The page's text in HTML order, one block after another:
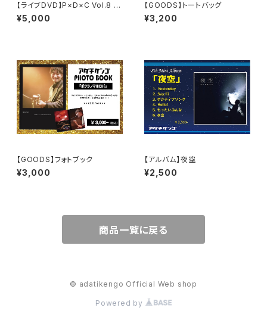
【ライブDVD】P×D×C Vol.8 ボ
クラノマホロバツアー ファイナ
ル
¥5,000
【GOODS】トートバッグ
¥3,200
【GOODS】フォトブック
¥3,000
【アルバム】夜空
¥2,500
商品一覧に戻る
© adatikengo Official Web shop
Powered by